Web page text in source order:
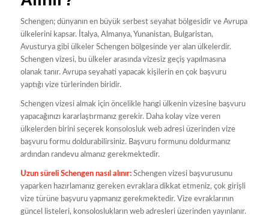
Schengen; dünyanın en büyük serbest seyahat bölgesidir ve Avrupa
ülkelerini kapsar. İtalya, Almanya, Yunanistan, Bulgaristan,
Avusturya gibi ülkeler Schengen bölgesinde yer alan ülkelerdir.
Schengen vizesi, bu ülkeler arasında vizesiz geçiş yapılmasına
olanak tanır. Avrupa seyahati yapacak kişilerin en çok başvuru
yaptığı vize türlerinden biridir.
Schengen vizesi almak için öncelikle hangi ülkenin vizesine başvuru
yapacağınızı kararlaştırmanız gerekir. Daha kolay vize veren
ülkelerden birini seçerek konsolosluk web adresi üzerinden vize
başvuru formu doldurabilirsiniz. Başvuru formunu doldurmanız
ardından randevu almanız gerekmektedir.
Uzun süreli Schengen nasıl alınır: Schengen vizesi başvurusunu
yaparken hazırlamanız gereken evraklara dikkat etmeniz, çok girişli
vize türüne başvuru yapmanız gerekmektedir. Vize evraklarının
güncel listeleri, konsoloslukların web adresleri üzerinden yayınlanır.